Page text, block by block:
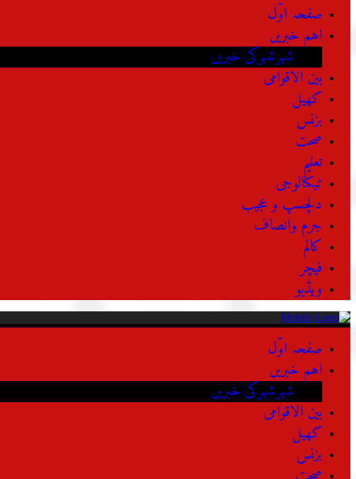
صفحہ اوّل
اہم خبریں
شہرشہرکی خبریں
بین الاقوامی
کھیل
بزنس
صحت
تعلیم
ٹیکنالوجی
دلچسپ و عجیب
جرم وانصاف
کالم
فیچر
ویڈیو
صفحہ اوّل
اہم خبریں
شہرشہرکی خبریں
بین الاقوامی
کھیل
بزنس